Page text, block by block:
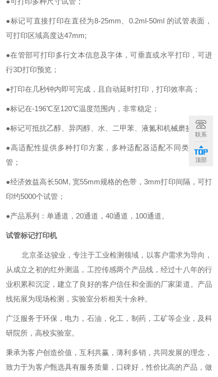
●标记可直接打印在直径为8-25mm、0.2ml-50ml 的试管表面，
可打印区域高度达47mm;
●在管部可打印多行文本信息及字体，可垂直或水平打印，可进
行3D打印预览；
●打印在几秒钟内即可完成，且自动延时打印，打印效率高；
●标记在-196℃至120℃温度范围内，非常稳定；
●标记可抵抗乙醇、异丙醇、水、二甲苯、液氮和机械磨损；
●高适配性提供多种打印方案，多种适配器适配不同类型的试
管；
●经济效益高长50M, 宽55mm规格的色带，3mm打印间隔，可打
印约5000个试管；
●产品系列：单通道，20通道，40通道，100通道。
试管标记打印机
北京圣达骏业，专注于工业检测领域，以客户需求为导向，
从成立之初的红外测温，工控传感两个产品线，经过十八年的行
业积累和沉淀，建立了良好的客户信任和全面的厂家渠道。产品
线拓展为现场检测，实验室分析相关十余种。
广泛服务于环保，电力，石油，化工，制药，工矿等企业，及科
研院所，高校实验室。
秉承为客户创造价值，互利共赢，薄利多销，共同发展的理念，
致力于为客户甄选具有服务质量，口碑好，性价比高的产品，做
联系
顶部